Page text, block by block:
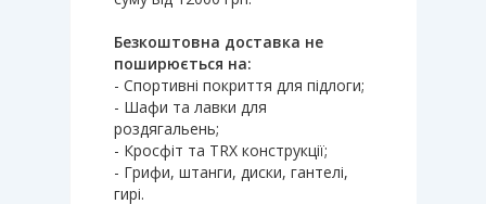
Безкоштовна доставка не
поширюється на:
- Спортивні покриття для підлоги;
- Шафи та лавки для
роздягальень;
- Кросфіт та TRX конструкції;
- Грифи, штанги, диски, гантелі,
гирі.